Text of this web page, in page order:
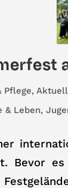
Pflege,
& Leben,
Bevor